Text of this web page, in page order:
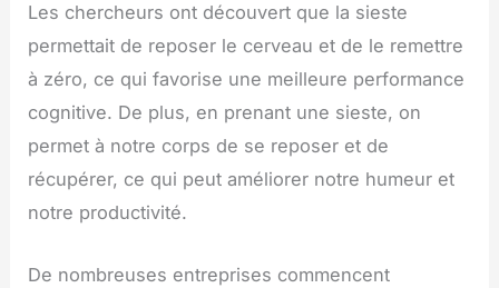
Les chercheurs ont découvert que la sieste
permettait de reposer le cerveau et de le remettre
à zéro, ce qui favorise une meilleure performance
cognitive. De plus, en prenant une sieste, on
permet à notre corps de se reposer et de
récupérer, ce qui peut améliorer notre humeur et
notre productivité.
De nombreuses entreprises commencent